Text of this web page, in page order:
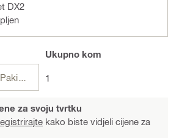
DX2
Ukupnokom
1
za svoju tvrtku
kako biste vidjeli cijene za